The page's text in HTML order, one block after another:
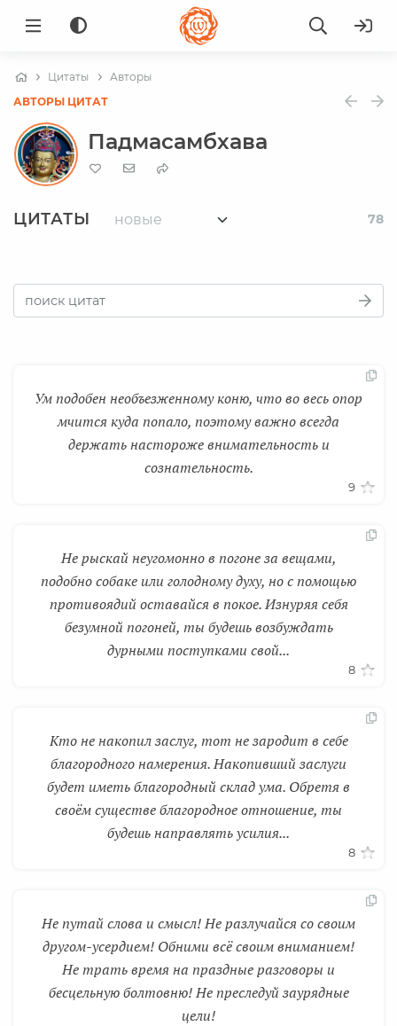
Цитаты
Авторы
АВТОРЫ ЦИТАТ
Падмасамбхава
ЦИТАТЫ 78
Ум подобен необъезженному коню, что во весь опор
мчится куда попало, поэтому важно всегда
держать настороже внимательность и
сознательность.
9
Не рыскай неугомонно в погоне за вещами,
подобно собаке или голодному духу, но с помощью
противоядий оставайся в покое. Изнуряя себя
безумной погоней, ты будешь возбуждать
дурными поступками свой...
8
Кто не накопил заслуг, тот не зародит в себе
благородного намерения. Накопивший заслуги
будет иметь благородный склад ума. Обретя в
своём существе благородное отношение, ты
будешь направлять усилия...
8
Не путай слова и смысл! Не разлучайся со своим
другом-усердием! Обними всё своим вниманием!
Не трать время на праздные разговоры и
бесцельную болтовню! Не преследуй заурядные
цели!